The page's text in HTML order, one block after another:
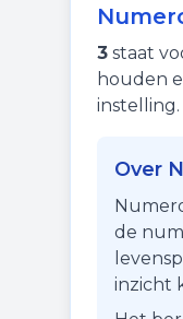
3 staat
houden
Over
de
inzicht